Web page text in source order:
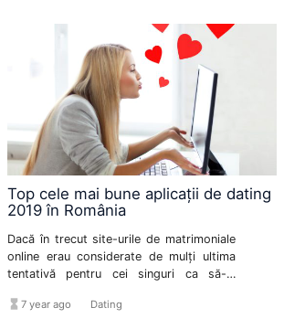
Top cele mai bune aplicații de dating
2019 în România
Dacă în trecut site-urile de matrimoniale
online erau considerate de mulți ultima
tentativă pentru cei singuri ca să-și
tot mai multe persoane apelează la
hourglass_full7 year ago Dating